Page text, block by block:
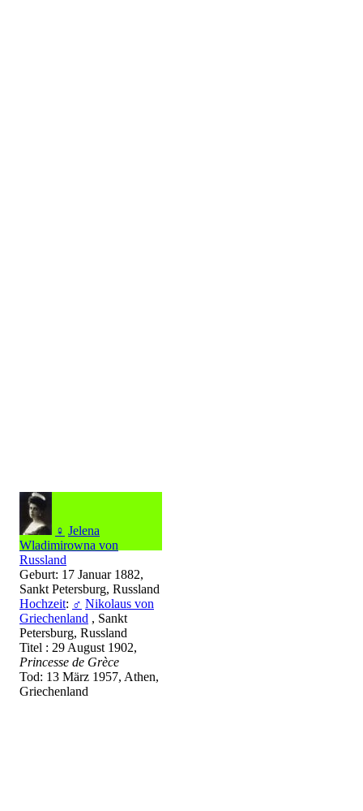
♀ Jelena
Wladimirowna von
Russland
Geburt: 17 Januar 1882,
Sankt Petersburg, Russland
Hochzeit: ♂ Nikolaus von
Griechenland , Sankt
Petersburg, Russland
Titel : 29 August 1902,
Princesse de Grèce
Tod: 13 März 1957, Athen,
Griechenland